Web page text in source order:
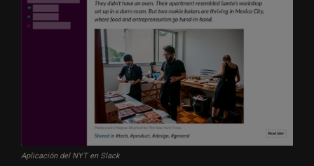
Aplicación del NYT en Slack